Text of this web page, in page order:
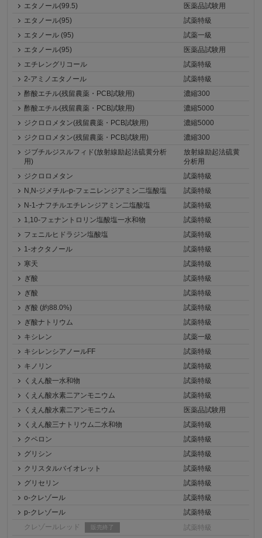
エタノール(99.5)
医薬品試験用
エタノール(95)
試薬特級
エタノール (95)
試薬一級
エタノール(95)
医薬品試験用
エチレングリコール
試薬特級
2-アミノエタノール
試薬特級
酢酸エチル(残留農薬・PCB試験用)
濃縮300
酢酸エチル(残留農薬・PCB試験用)
濃縮5000
ジクロロメタン(残留農薬・PCB試験用)
濃縮5000
ジクロロメタン(残留農薬・PCB試験用)
濃縮300
ジブチルジスルフィド(放射線励起法硫黄分析
用)
放射線励起法硫黄
分析用
ジクロロメタン
試薬特級
N,N-ジメチル-p-フェニレンジアミン二塩酸塩
試薬特級
N-1-ナフチルエチレンジアミン二塩酸塩
試薬特級
1,10-フェナントロリン塩酸塩一水和物
試薬特級
フェニルヒドラジン塩酸塩
試薬特級
1-オクタノール
試薬特級
寒天
試薬特級
ぎ酸
試薬特級
ぎ酸
試薬特級
ぎ酸 (約88.0%)
試薬特級
ぎ酸ナトリウム
試薬特級
キシレン
試薬一級
キシレンシアノールFF
試薬特級
キノリン
試薬特級
くえん酸一水和物
試薬特級
くえん酸水素二アンモニウム
試薬特級
くえん酸水素二アンモニウム
医薬品試験用
くえん酸三ナトリウム二水和物
試薬特級
クペロン
試薬特級
グリシン
試薬特級
クリスタルバイオレット
試薬特級
グリセリン
試薬特級
o-クレゾール
試薬特級
p-クレゾール
試薬特級
クレゾールレッド
販売終了
試薬特級